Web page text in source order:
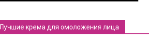
Лучшие крема для омоложения лица